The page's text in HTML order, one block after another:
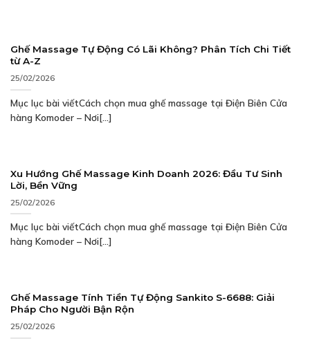
Ghế Massage Tự Động Có Lãi Không? Phân Tích Chi Tiết
từ A-Z
25/02/2026
Mục lục bài viếtCách chọn mua ghế massage tại Điện Biên Cửa
hàng Komoder – Nơi[...]
Xu Hướng Ghế Massage Kinh Doanh 2026: Đầu Tư Sinh
Lời, Bền Vững
25/02/2026
Mục lục bài viếtCách chọn mua ghế massage tại Điện Biên Cửa
hàng Komoder – Nơi[...]
Ghế Massage Tính Tiền Tự Động Sankito S-6688: Giải
Pháp Cho Người Bận Rộn
25/02/2026